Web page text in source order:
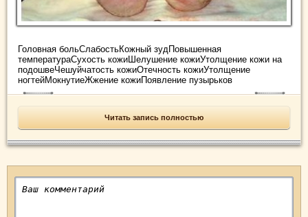
Головная больСлабостьКожный зудПовышенная
температураСухость кожиШелушение кожиУтолщение кожи на
подошвеЧешуйчатость кожиОтечность кожиУтолщение
ногтейМокнутиеЖжение кожиПоявление пузырьков
Читать запись полностью